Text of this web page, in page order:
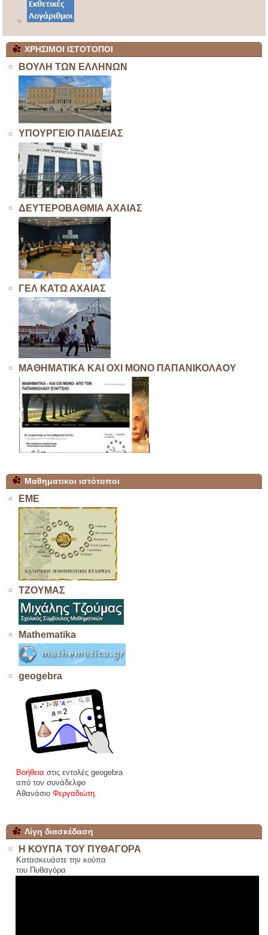
ΧΡΗΣΙΜΟΙ ΙΣΤΟΤΟΠΟΙ
ΒΟΥΛΗ ΤΩΝ ΕΛΛΗΝΩΝ
ΥΠΟΥΡΓΕΙΟ ΠΑΙΔΕΙΑΣ
ΔΕΥΤΕΡΟΒΑΘΜΙΑ ΑΧΑΙΑΣ
ΓΕΛ ΚΑΤΩ ΑΧΑΙΑΣ
ΜΑΘΗΜΑΤΙΚΑ ΚΑΙ ΟΧΙ ΜΟΝΟ ΠΑΠΑΝΙΚΟΛΑΟΥ
Μαθηματικοι ιστότοποι
ΕΜΕ
ΤΖΟΥΜΑΣ
Mathematika
geogebra
Βοήθεια στις εντολές geogebra
από τον συνάδελφο
Αθανάσιο Φεργαδιώτη.
Λίγη διασκέδαση
Η ΚΟΥΠΑ ΤΟΥ ΠΥΘΑΓΟΡΑ
Κατασκευάστε την κούπα
του Πυθαγόρα